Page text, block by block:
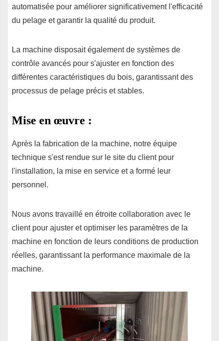
automatisée pour améliorer significativement l'efficacité
du pelage et garantir la qualité du produit.
La machine disposait également de systèmes de
contrôle avancés pour s'ajuster en fonction des
différentes caractéristiques du bois, garantissant des
processus de pelage précis et stables.
Mise en œuvre :
Après la fabrication de la machine, notre équipe
technique s'est rendue sur le site du client pour
l'installation, la mise en service et a formé leur
personnel.
Nous avons travaillé en étroite collaboration avec le
client pour ajuster et optimiser les paramètres de la
machine en fonction de leurs conditions de production
réelles, garantissant la performance maximale de la
machine.